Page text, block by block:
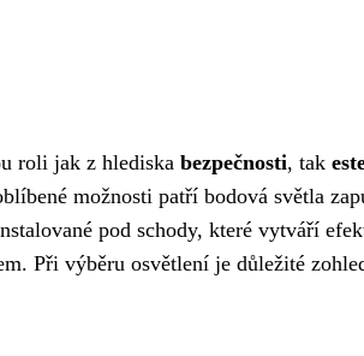
roli jak z hlediska bezpečnosti, tak
možnosti patří bodová světla
pod schody, které vytváří
Při výběru osvětlení je důležité